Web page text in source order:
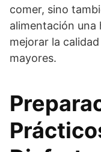
comer, sino
alimentación
mejorar la
mayores.